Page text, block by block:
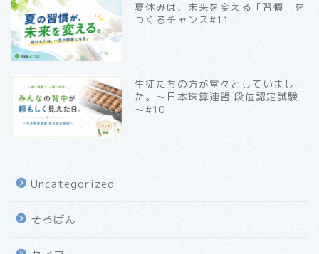
夏休みは、未来を変える「習慣」を
つくるチャンス#11
生徒たちの方が堂々としていまし
た。～日本珠算連盟 段位認定試験
～#10
Uncategorized
そろばん